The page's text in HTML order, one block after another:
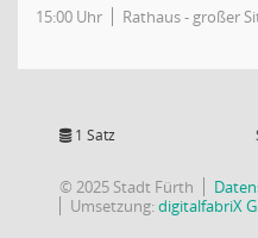
15:00 Uhr Rathaus - großer
1 Satz
© 2025 Stadt Fürth
Umsetzung:digitalfabriX